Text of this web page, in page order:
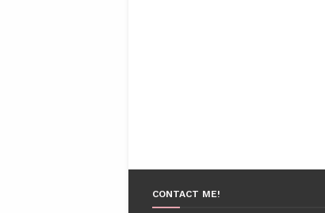
CONTACT ME!